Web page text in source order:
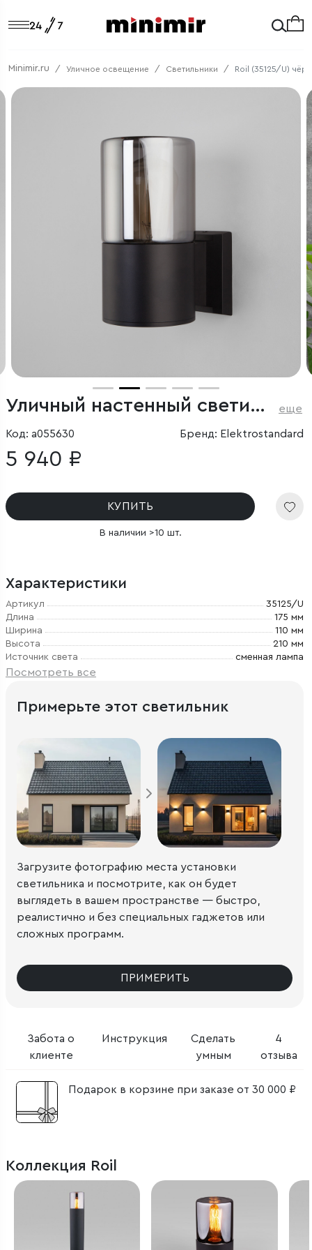
Minimir.ru Уличное освещение Светильники Roil (35125/U)
Уличный настенный светильник Roil чёрный IP54 еще
Код: a055630 Бренд: Elektrostandard
5 940 ₽
КУПИТЬ
В наличии >10 шт.
Характеристики
Артикул
35125/U
Длина
175 мм
Ширина
110 мм
Высота
210 мм
Источник света
сменная лампа
Посмотреть все
Забота о
клиенте
Инструкция
Сделать
умным
4
отзыва
Подарок в корзине при заказе от 30 000 ₽
Примерьте этот светильник
Загрузите фотографию места установки
светильника и посмотрите, как он будет
выглядеть в вашем пространстве — быстро,
реалистично и без специальных гаджетов или
сложных программ.
ПРИМЕРИТЬ
Коллекция Roil